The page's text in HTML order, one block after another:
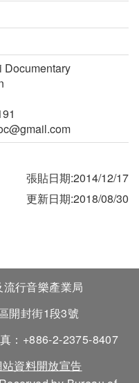
Documentary
張貼日期:2014/12/17
更新日期:2018/08/30
行音樂產業局
開封街1段3號
：+886-2-2375-8407
資料開放宣告